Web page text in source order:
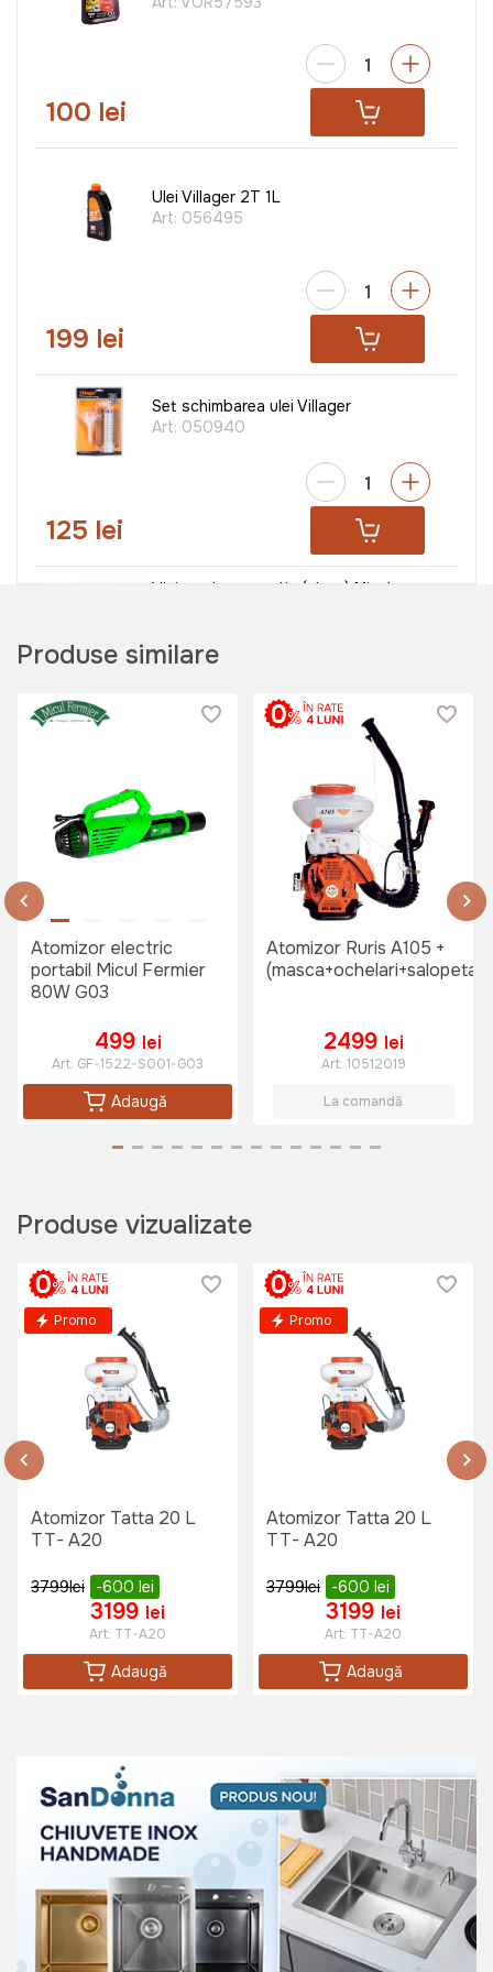
100 lei
Ulei Villager 2T 1L
Art: 056495
199 lei
Set schimbarea ulei Villager
Art: 050940
125 lei
Viziera de protectie (plasa) Micul
95 lei
Pelerina de ploaie Wokin L
Art:453002
199 lei
Costum de ploaie Wokin XL
Art:453103
Produse similare
Atomizor electric
portabil Micul Fermier
80W G03
499 lei
Art: GF-1522-S001-G03
Adaugă
Atomizor Ruris A105 +
(masca+ochelari+salopeta)
2499 lei
Art: 10512019
La comandă
Produse vizualizate
Promo
Atomizor Tatta 20 L
TT- A20
3799lei -600 lei
3199 lei
Art: TT-A20
Adaugă
Promo
Atomizor Tatta 20 L
TT- A20
3799lei -600 lei
3199 lei
Art: TT-A20
Adaugă